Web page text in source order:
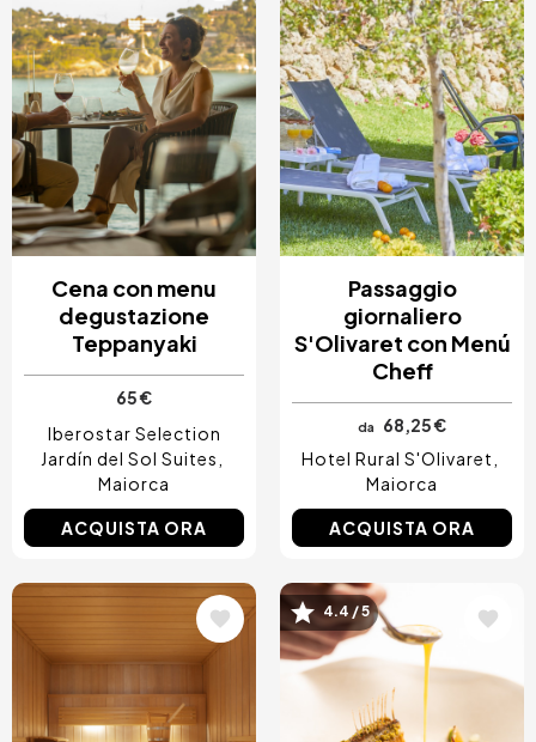
Cena con menu
degustazione
Teppanyaki
65 €
Iberostar Selection
Jardín del Sol Suites
Maiorca
ACQUISTA ORA
Passaggio
giornaliero
S'Olivaret con Menú
Cheff
da
68,25 €
Hotel Rural S'Olivaret
Maiorca
ACQUISTA ORA
Immagine Immagine
4.4 / 5